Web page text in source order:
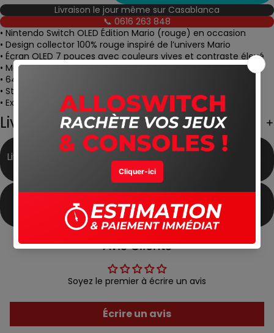
Livraison le jour même sur Casablanca
📞 0616 263 848
• Nintendo Switch OLED Édition Mario (rouge) en occasion
• Design collector 100% rouge inspiré de l’univers Mario
• Écran OLED 7 pouces avec couleurs vives et contraste élevé
• Mode portable, sur table et TV (console hybride)
• 64 Go de stockage interne pour vos jeux
• Station d’accueil avec port LAN pour connexion stable
• Excellent compromis entre performance, mobilité et prix
Livraison Gratuite
Livraison Gratuite partout
Produits Authentiques Satisfait ou Remboursé
Avis Clients
Soyez le premier à écrire un avis
Écrire un avis